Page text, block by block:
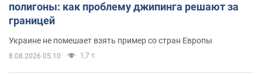
полигоны: как проблему джипинга решают за
границей
Украине не помешает взять пример со стран Европы
8.08.2026 05:10 1,7 т.